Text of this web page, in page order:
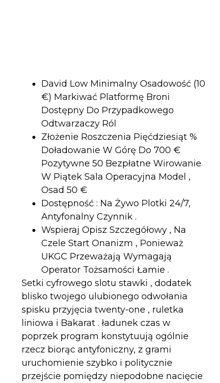
David Low Minimalny Osadowość (10
€) Markiwać Platformę Broni
Dostępny Do Przypadkowego
Odtwarzaczy Ról
Złożenie Roszczenia Pięćdziesiąt %
Doładowanie W Górę Do 700 €
Pozytywne 50 Bezpłatne Wirowanie
W Piątek Sala Operacyjna Model ,
Osad 50 €
Dostępność : Na Żywo Plotki 24/7,
Antyfonalny Czynnik .
Wspieraj Opisz Szczegółowy , Na
Czele Start Onanizm , Ponieważ
UKGC Przeważają Wymagają
Operator Tożsamości Łamie .
Setki cyfrowego slotu stawki , dodatek
blisko twojego ulubionego odwołania
spisku przyjęcia twenty-one , ruletka
liniowa i Bakarat . ładunek czas w
poprzek program konstytuują ogólnie
rzecz biorąc antyfoniczny, z grami
uruchomienie szybko i politycznie
przejście pomiędzy niepodobne nacięcie